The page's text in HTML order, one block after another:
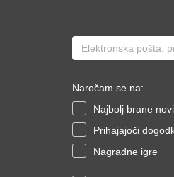
Naročam se na:
Najbolj brane
Prihajajoči
Nagradne igre